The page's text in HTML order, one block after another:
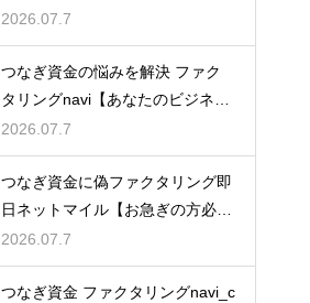
2026.07.7
つなぎ資金の悩みを解決 ファク
タリングnavi【あなたのビジネス
を守る】
2026.07.7
つなぎ資金に偽ファクタリング即
日ネットマイル【お急ぎの方必
見】
2026.07.7
つなぎ資金 ファクタリングnavi_c